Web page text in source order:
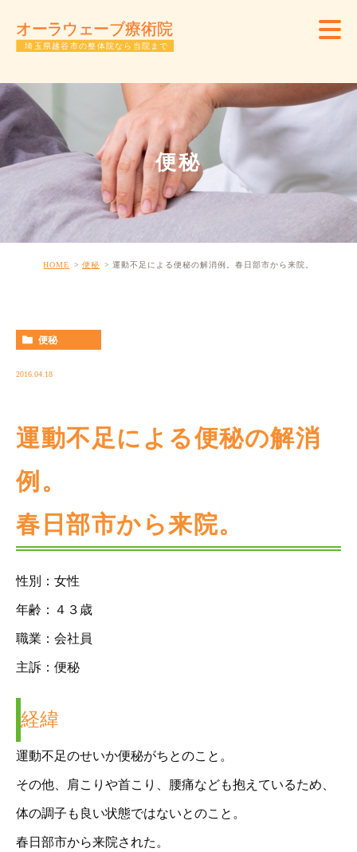
便秘
HOME 便秘 運動不足による便秘の解消例。春日部市から来院。
便秘
2016.04.18
運動不足による便秘の解消
例。
春日部市から来院。
性別：女性
年齢：４３歳
職業：会社員
主訴：便秘
経緯
運動不足のせいか便秘がちとのこと。
その他、肩こりや首こり、腰痛なども抱えているため、
体の調子も良い状態ではないとのこと。
春日部市から来院された。